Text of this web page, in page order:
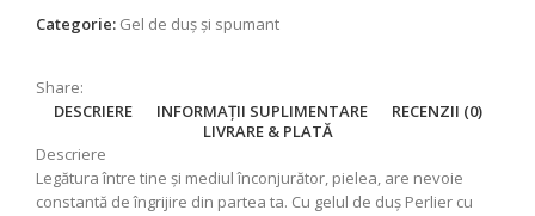
Categorie: Gel de duș și spumant
Share:
DESCRIERE
INFORMAȚII SUPLIMENTARE
RECENZII (0)
LIVRARE & PLATĂ
Descriere
Legătura între tine şi mediul înconjurător, pielea, are nevoie
constantă de îngrijire din partea ta. Cu gelul de duş Perlier cu